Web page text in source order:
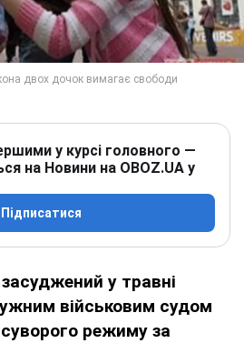
у курсі головного —
на Новини на OBOZ.UA у
Підписатися
у травні
військовим судом
суворого режиму за